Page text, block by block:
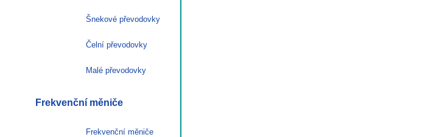
Šnekové převodovky
Čelní převodovky
Malé převodovky
Frekvenční měniče
Frekvenční měniče